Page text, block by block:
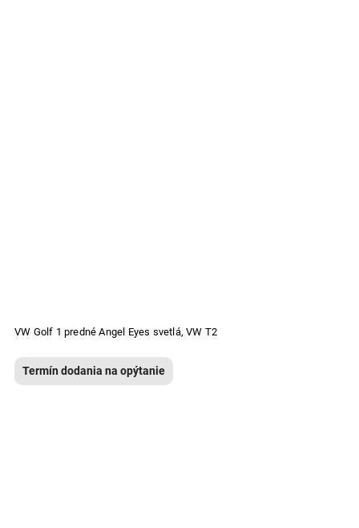
VW Golf 1 predné Angel Eyes svetlá, VW T2
Termín dodania na opýtanie